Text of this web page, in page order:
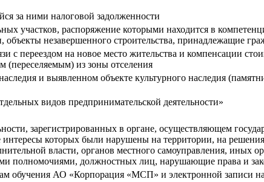
за ними налоговой задолженности
участков, распоряжение которыми находится в
незавершенного строительства, принадлежащие
с переездом на новое место жительства и компенсации
(переселяемым) из зоны отселения
и выявленном объекте культурного наследия
видов предпринимательской деятельности»
зарегистрированных в органе, осуществляющем
которых были нарушены на территории, на
власти, органов местного самоуправления, иных
должностных лиц, нарушающие права и
обучения АО «Корпорация «МСП» и электронной записи на